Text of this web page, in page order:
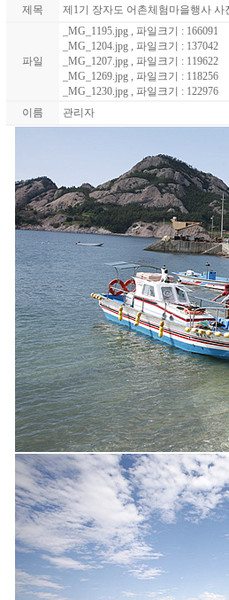
제목 제1기 장자도 어촌체험마을행사 사
파일
_MG_1195.jpg , 파일크기 : 166091
_MG_1204.jpg , 파일크기 : 137042
_MG_1207.jpg , 파일크기 : 119622
_MG_1269.jpg , 파일크기 : 118256
_MG_1230.jpg , 파일크기 : 122976
이름
관리자